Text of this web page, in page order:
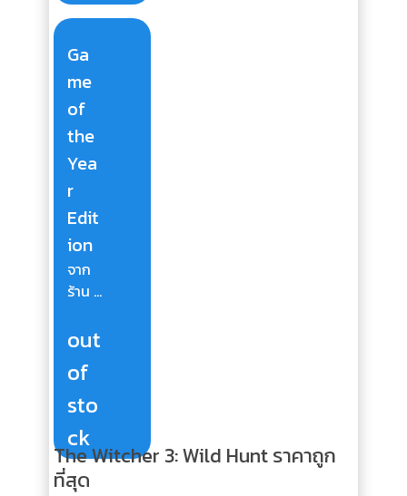
Ga
me
of
the
Yea
r
Edit
ion
จาก
ร้าน ...
out
of
sto
ck
The Witcher 3: Wild Hunt ราคาถูก
ที่สุด